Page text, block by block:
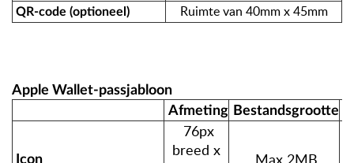
QR-code (optioneel) Ruimte van 40mm x 45mm
Apple Wallet-passjabloon
Afmeting Bestandsgrootte
Icon
76px
breed x
Max 2MB